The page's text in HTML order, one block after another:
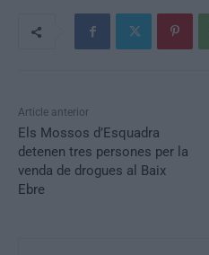
Article anterior
Els Mossos d’Esquadra
detenen tres persones per la
venda de drogues al Baix
Ebre